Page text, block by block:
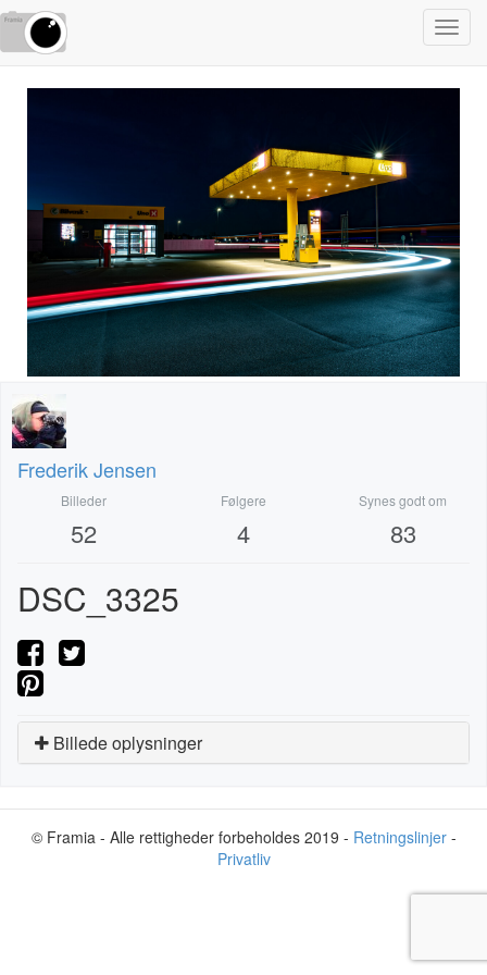
Frederik Jensen
Billeder
52
Følgere
4
Synes godt om
83
DSC_3325
Billede oplysninger
© Framia - Alle rettigheder forbeholdes 2019 - Retningslinjer-
Privatliv